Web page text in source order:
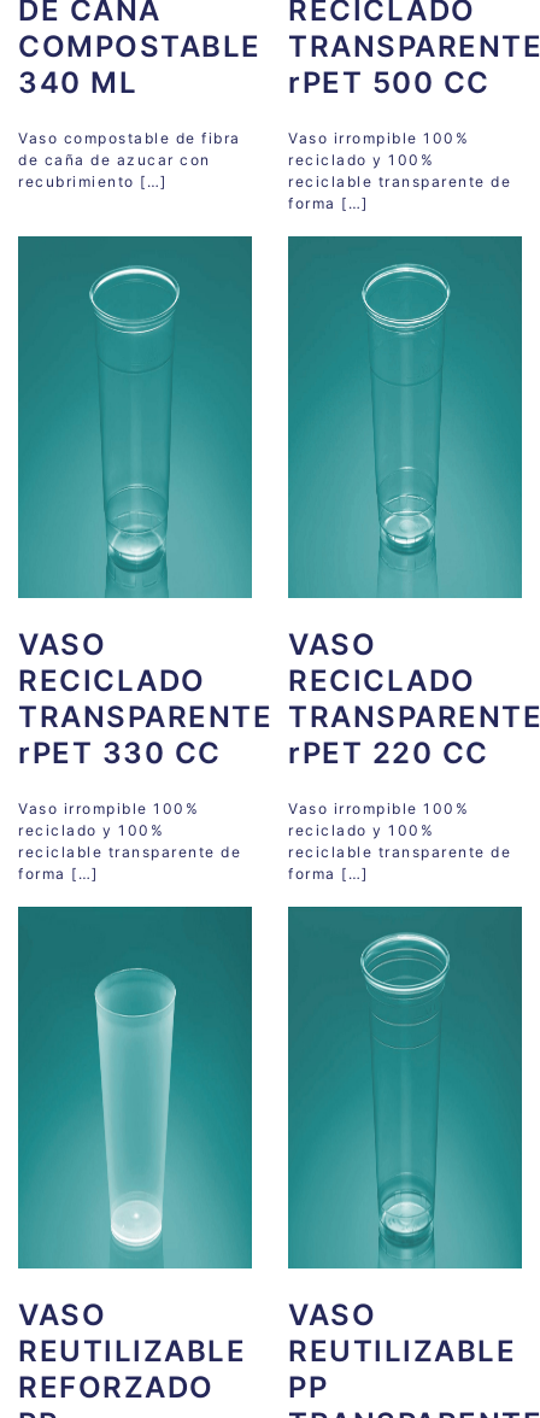
DE CAÑA
COMPOSTABLE
340 ML
Vaso compostable de fibra
de caña de azucar con
recubrimiento […]
RECICLADO
rPET 500 CC
Vaso irrompible 100%
reciclado y 100%
reciclable transparente de
forma […]
VASO
RECICLADO
TRANSPARENTE
rPET 330 CC
Vaso irrompible 100%
reciclado y 100%
reciclable transparente de
forma […]
VASO
RECICLADO
rPET 220 CC
Vaso irrompible 100%
reciclado y 100%
reciclable transparente de
forma […]
VASO
REUTILIZABLE
REFORZADO
VASO
REUTILIZABLE
PP